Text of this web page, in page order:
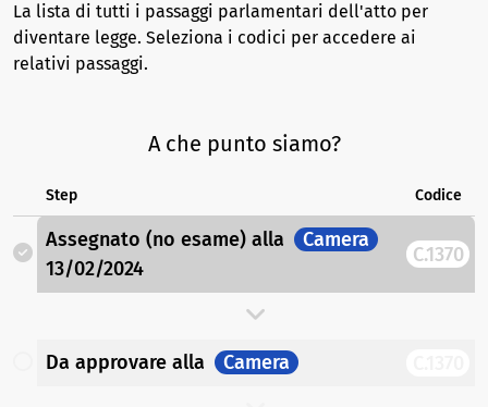
La lista di tutti i passaggi parlamentari dell'atto per
diventare legge. Seleziona i codici per accedere ai
relativi passaggi.
A che punto siamo?
Step Codice
Assegnato (no esame) alla
Camera
13/02/2024
C.1370
Da approvare alla Camera